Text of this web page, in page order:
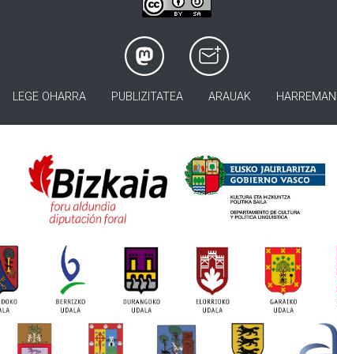
LEGE OHARRA PUBLIZITATEA ARAUAK